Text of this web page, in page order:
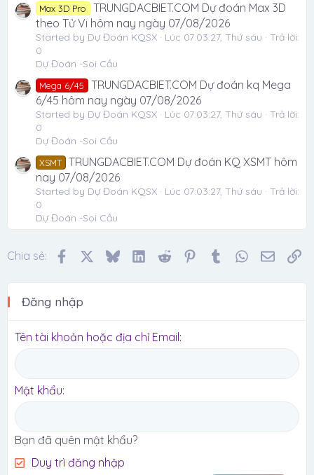
Max 3D Pro
TRUNGDACBIET.COM Dự đoán Max 3D
theo Tử Vi hôm nay ngày 07/08/2026
Started by Dự Đoán KQSX Lúc 07:03:27, Thứ sáu
Trả lời:
0
Dự Đoán -Soi Cầu
Mega 6/45
TRUNGDACBIET.COM Dự đoán kq Mega
6/45 hôm nay ngày 07/08/2026
Started by Dự Đoán KQSX Lúc 07:03:27, Thứ sáu
Trả lời:
0
Dự Đoán -Soi Cầu
XSMT TRUNGDACBIET.COM Dự đoán KQ XSMT hôm
nay 07/08/2026
Started by Dự Đoán KQSX Lúc 07:03:27, Thứ sáu
Trả lời:
0
Dự Đoán -Soi Cầu
Chia sẻ: FacebookBlueskyLinkedIn
Reddit Pinterest
Tumblr WhatsApp
Email
Đăng nhập
Tên tài khoản hoặc địa chỉ Email
Mật khẩu
Bạn đã quên mật khẩu?
Duy trì đăng nhập